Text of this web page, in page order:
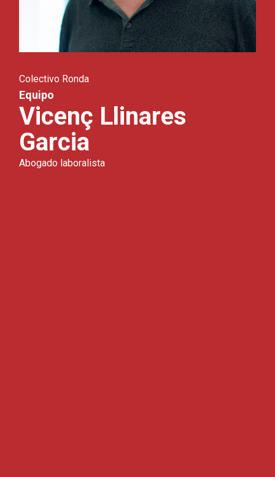
Colectivo Ronda
Equipo
Vicenç Llinares
Garcia
Abogado laboralista